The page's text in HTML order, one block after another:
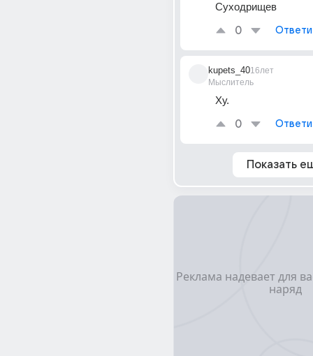
Суходрищев
0
kupets_40
Мыслитель
16лет
Ху.
0
Показать